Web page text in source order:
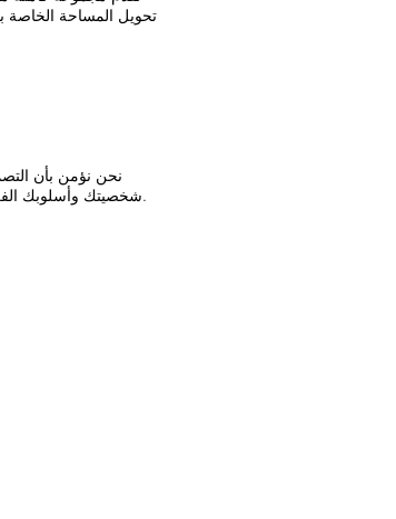
تحويل المساحة الخاصة
نحن نؤمن بأن
شخصيتك وأسلوبك الفريد. اتصل بنا اليوم لتحديد موعد للاستشارة والبدء في تغيير مساحتك.